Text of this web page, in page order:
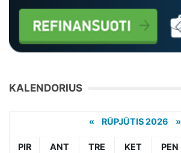
KALENDORIUS
« RŪPJŪTIS 2026 »
PIR ANT TRE KET PEN